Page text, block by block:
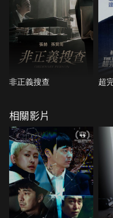
非正義搜查 超
相關影片